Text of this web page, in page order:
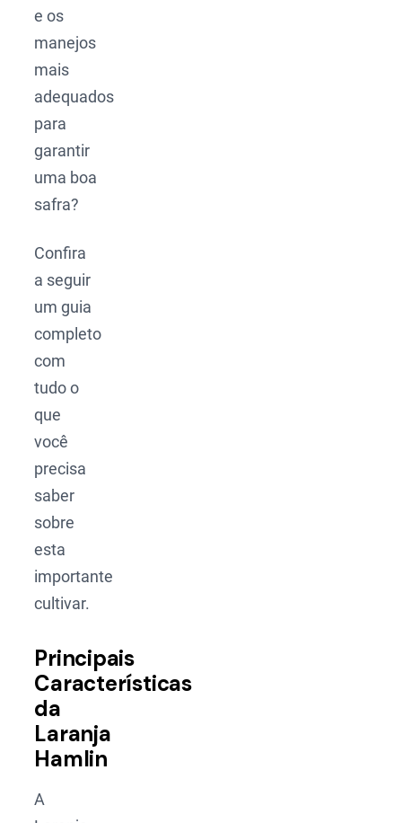
e os
manejos
mais
adequados
para
garantir
uma boa
safra?
Confira
a seguir
um guia
completo
com
tudo o
que
você
precisa
saber
sobre
esta
importante
cultivar.
Principais
Características
da
Laranja
Hamlin
A